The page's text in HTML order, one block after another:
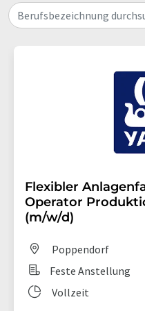
automatisierte
Bestimmung von
Isotopenverhältnissen in
ein System erstellen, um
Genauigkeit Ihrer ICP/
Berufsbezeichnung
Flexibler
Operator
(m/w/d)
Poppendorf
Feste Anstellung
Vollzeit